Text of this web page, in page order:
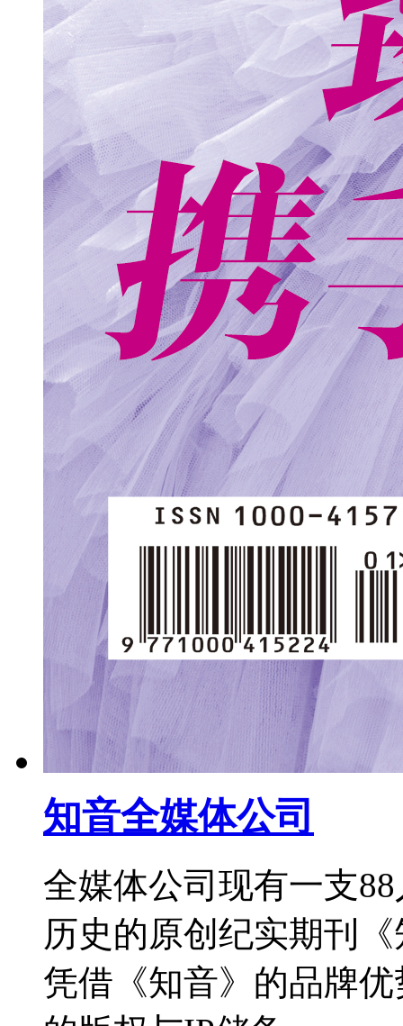
知音全媒体公司
全媒体公司现有一支
历史的原创纪实期刊
凭借《知音》的品牌